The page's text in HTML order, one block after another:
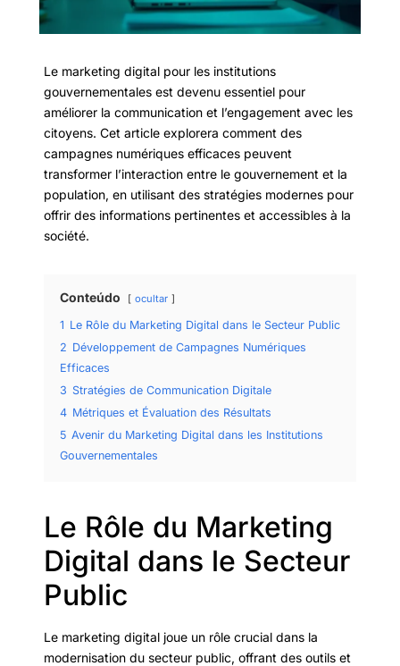
Le marketing digital pour les institutions
gouvernementales est devenu essentiel pour
améliorer la communication et l’engagement avec les
citoyens. Cet article explorera comment des
campagnes numériques efficaces peuvent
transformer l’interaction entre le gouvernement et la
population, en utilisant des stratégies modernes pour
offrir des informations pertinentes et accessibles à la
société.
Conteúdo ocultar
1 Le Rôle du Marketing Digital dans le Secteur Public
2 Développement de Campagnes Numériques
Efficaces
3 Stratégies de Communication Digitale
4 Métriques et Évaluation des Résultats
5 Avenir du Marketing Digital dans les Institutions
Gouvernementales
Le Rôle du Marketing
Digital dans le Secteur
Public
Le marketing digital joue un rôle crucial dans la
modernisation du secteur public, offrant des outils et